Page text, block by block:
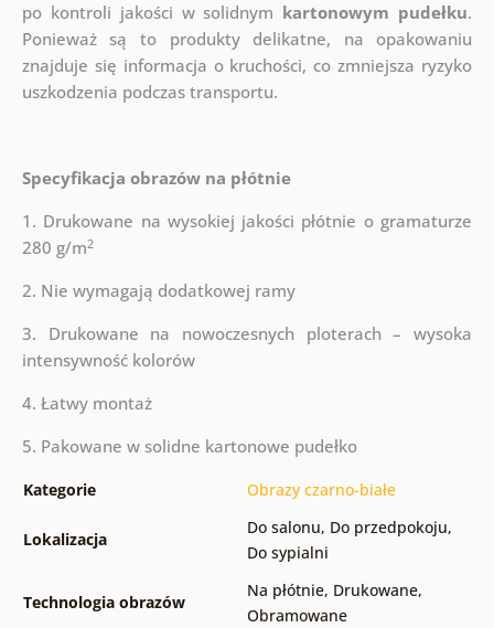
po kontroli jakości w solidnym kartonowym pudełku.
Ponieważ są to produkty delikatne, na opakowaniu
znajduje się informacja o kruchości, co zmniejsza ryzyko
uszkodzenia podczas transportu.
Specyfikacja obrazów na płótnie
1. Drukowane na wysokiej jakości płótnie o gramaturze
280 g/m2
2. Nie wymagają dodatkowej ramy
3. Drukowane na nowoczesnych ploterach – wysoka
intensywność kolorów
4. Łatwy montaż
5. Pakowane w solidne kartonowe pudełko
Kategorie Obrazy czarno-białe
Lokalizacja
Do salonu, Do przedpokoju,
Do sypialni
Technologia obrazów
Na płótnie, Drukowane,
Obramowane